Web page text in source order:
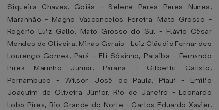
Siqueira Chaves, Goiás - Selene Peres Peres Nunes,
Maranhão - Magno Vasconcelos Pereira, Mato Grosso -
Rogério Luiz Gallo, Mato Grosso do Sul - Flávio César
Mendes de Oliveira, Minas Gerais - Luiz Cláudio Fernandes
Lourenço Gomes, Pará - Eli Sósinho, Paraíba - Fernando
Pires Marinho Junior, Paraná - Gilberto Calixto,
Pernambuco - Wilson José de Paula, Piauí - Emílio
Joaquim de Oliveira Júnior, Rio de Janeiro - Leonardo
Lobo Pires, Rio Grande do Norte - Carlos Eduardo Xavier,